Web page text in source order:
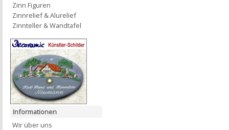
Zinn Figuren
Zinnrelief & Alurelief
Zinnteller & Wandtafel
Informationen
Wir über uns